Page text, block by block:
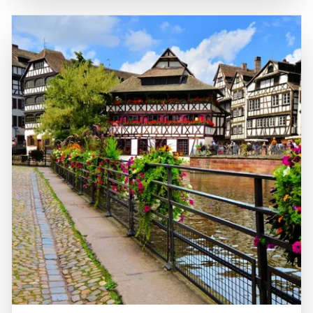
bewegte Vergangenheit, die von verschiedenen Kulturen
und Einflüssen geprägt ist, was sich in der Architektur, der
Sprache und der Gastronomie widerspiegelt. Ein Besuch
im Elsass ist eine hervorragende Möglichkeit, die
Schönheit der Landschaft zu genießen, die lokale Kultur
zu erleben und die köstliche elsässische Küche zu
probieren.
Mulhouse gewährleisten. Die zentrale Lage macht das
Elsass zu einem idealen Ziel für Tagesausflüge in die
umliegenden Städte und Naturparks, wie den Regionalen
Naturpark Vosges du Nord. Die Kombination aus
natürlicher Schönheit, historischer Bedeutung und der
Möglichkeit, die französische Kultur zu genießen, macht
das Elsass zu einem unverzichtbaren Ziel für Reisende,
die die Vielfalt und den Charme dieser einzigartigen
Region entdecken möchten.